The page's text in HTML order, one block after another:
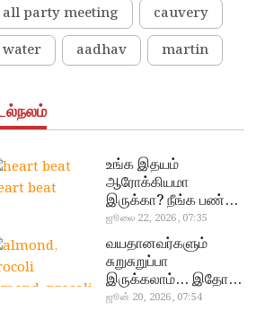
all party meeting
cauvery
water
aadhav martin
beat
உங்க இதயம்
ஆரோக்கியமா
இருக்கா? நீங்க பண்ண
வேண்டிய எளிய 5
டெஸ்ட்!
ஜூலை 22, 2026, 07:35
procoli
வயதானவர்களும்
சுறுசுறுப்பா
இருக்கலாம்… இதோ
சூப்பர் உணவுகள்!
ஜூன் 20, 2026, 07:54